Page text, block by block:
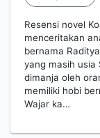
Resensi novel
menceritakan
bernama
yang masih usia
dimanja oleh
memiliki hobi
Wajar ka…